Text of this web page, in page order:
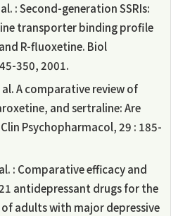
: Second-generation SSRIs:
transporter binding profile
R-fluoxetine. Biol
350, 2001.
al. A comparative review of
and sertraline: Are
Psychopharmacol, 29 : 185-
: Comparative efficacy and
antidepressant drugs for the
adults with major depressive